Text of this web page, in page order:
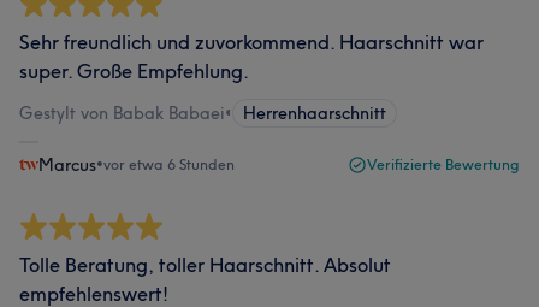
Sehr freundlich und zuvorkommend. Haarschnitt war
super. Große Empfehlung.
Gestylt von Babak Babaei• Herrenhaarschnitt
Marcus•vor etwa 6 Stunden Verifizierte Bewertung
Tolle Beratung, toller Haarschnitt. Absolut
empfehlenswert!